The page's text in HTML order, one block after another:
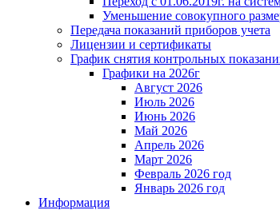
Уменьшение совокупного
Передача показаний приборов учета
Лицензии и сертификаты
График снятия контрольных
Графики на 2026г
Август 2026
Июль 2026
Июнь 2026
Май 2026
Апрель 2026
Март 2026
Февраль 2026 год
Январь 2026 год
Информация